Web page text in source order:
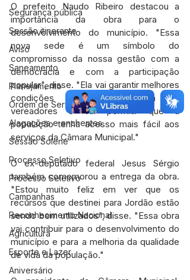
Segurança pública
Sessão itinerante
Aviso
Saneamento
Planejamento
Ordem de Serviço
Alagações e enchentes
Sessão Solene
Processo Seletivo
Processo Seletivo
Campanhas
Reconhecimento Nacional
Agricultura
Esporte e Lazer
Aniversário
O prefeito Naudo Ribeiro destacou a
importância da obra para o
desenvolvimento do município. "Essa
nova sede é um símbolo do
compromisso da nossa gestão com a
democracia e com a participação
popular", disse. "Ela vai garantir melhores
condições de trabalho para os
vereadores e vai permitir que a
população tenha acesso mais fácil aos
serviços da Câmara Municipal."
O ex-deputado federal Jesus Sérgio
também comemorou a entrega da obra.
"Estou muito feliz em ver que os
recursos que destinei para Jordão estão
sendo bem utilizados", disse. "Essa obra
vai contribuir para o desenvolvimento do
município e para a melhoria da qualidade
de vida da população."